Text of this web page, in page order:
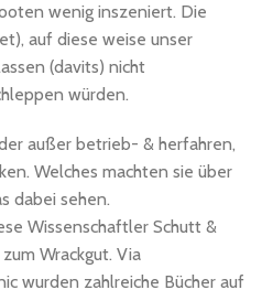
wenig inszeniert. Die
auf diese weise unser
(davits) nicht
würden.
außer betrieb- & herfahren,
Welches machten sie über
dabei sehen.
Wissenschaftler Schutt &
Wrackgut. Via
wurden zahlreiche Bücher auf